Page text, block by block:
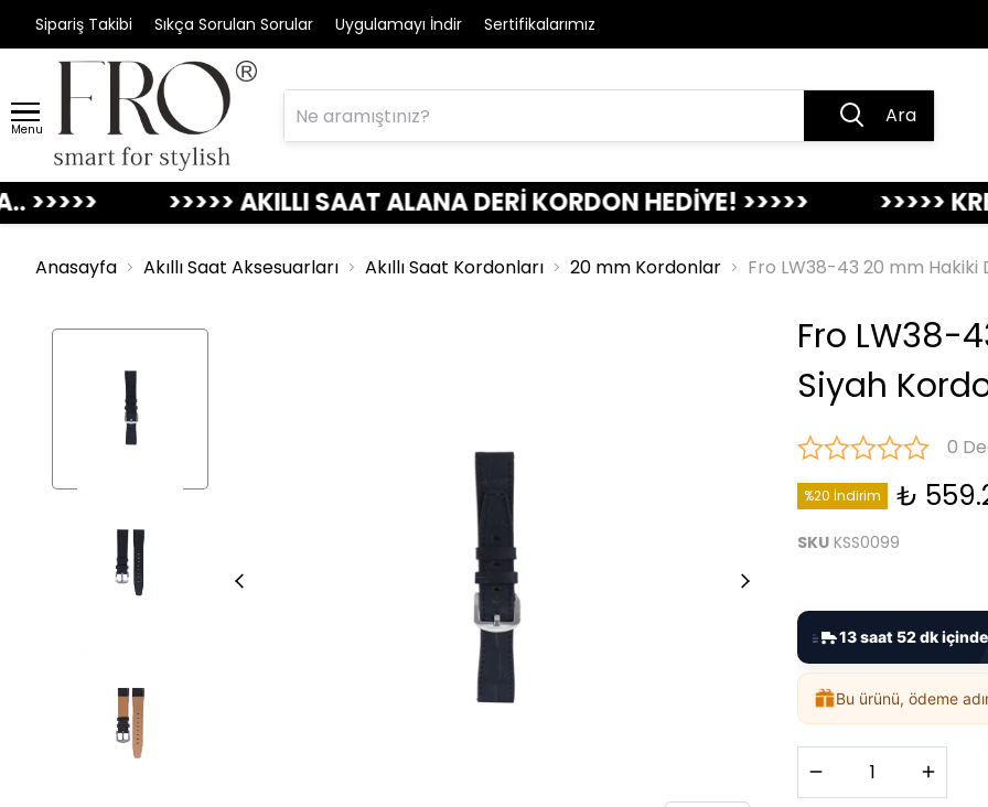
Sipariş Takibi Sıkça Sorulan Sorular Uygulamayı İndir Sertifikalarımız
Menu
Ara
>>>>> AKILLI SAAT ALANA DERİ KORDON HEDİYE! >>>>> >>>>> KREDİ
Anasayfa Akıllı Saat Aksesuarları Akıllı Saat Kordonları 20 mm Kordonlar Fro LW38-43 20 mm Hakiki
Fro LW38-
Siyah
0
%20 İndirim ₺
SKU KSS0099
13 saat 52 dk
Bu ürünü, ödeme